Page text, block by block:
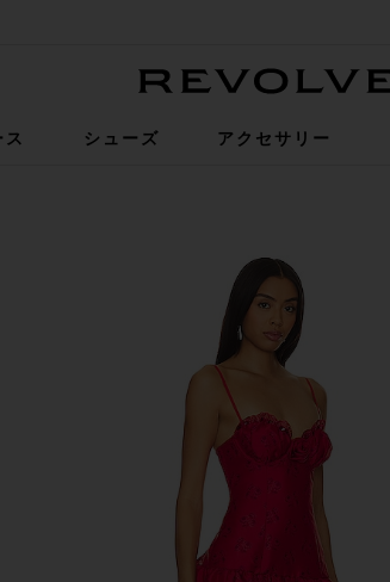
シューズ アクセサリー